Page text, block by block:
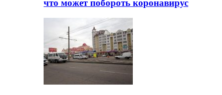
что может побороть коронавирус